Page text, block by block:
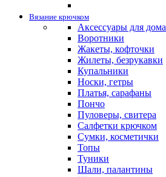
Вязание крючком
Аксессуары для дома
Воротники
Жакеты, кофточки
Жилеты, безрукавки
Купальники
Носки, гетры
Платья, сарафаны
Пончо
Пуловеры, свитера
Салфетки крючком
Сумки, косметички
Топы
Туники
Шали, палантины